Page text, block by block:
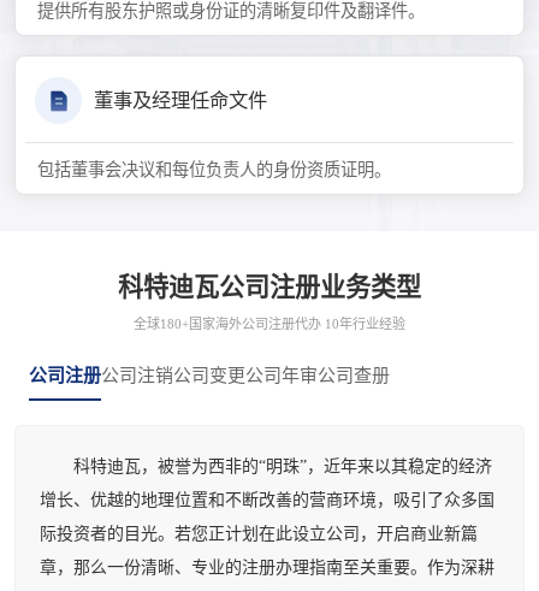
提供所有股东护照或身份证的清晰复印件及翻译件。
董事及经理任命文件
包括董事会决议和每位负责人的身份资质证明。
科特迪瓦公司注册业务类型
全球180+国家海外公司注册代办 10年行业经验
公司注册公司注销公司变更公司年审公司查册
科特迪瓦，被誉为西非的“明珠”，近年来以其稳定的经济
增长、优越的地理位置和不断改善的营商环境，吸引了众多国
际投资者的目光。若您正计划在此设立公司，开启商业新篇
章，那么一份清晰、专业的注册办理指南至关重要。作为深耕